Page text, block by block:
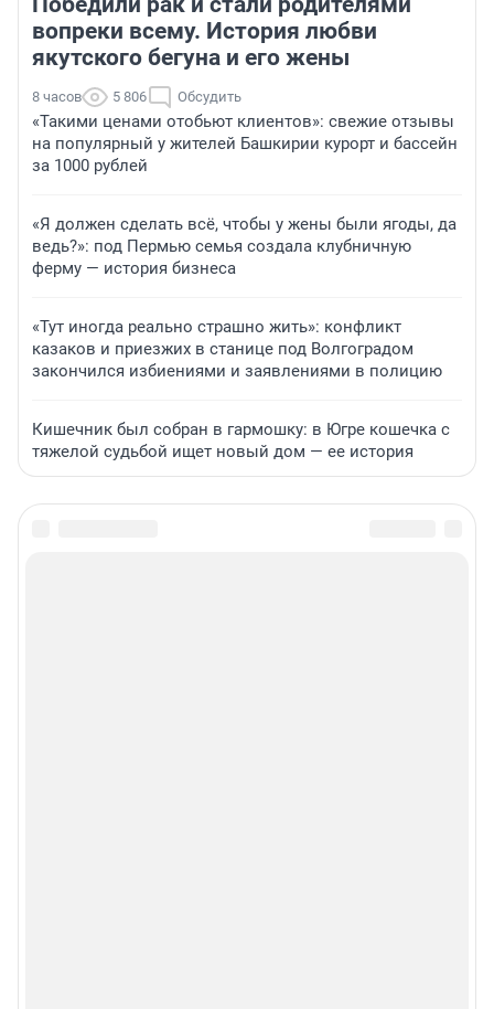
вопреки всему. История любви
якутского бегуна и его жены
8 часов 5 806 Обсудить
«Такими ценами отобьют клиентов»: свежие отзывы
на популярный у жителей Башкирии курорт и бассейн
за 1000 рублей
«Я должен сделать всё, чтобы у жены были ягоды, да
ведь?»: под Пермью семья создала клубничную
ферму — история бизнеса
«Тут иногда реально страшно жить»: конфликт
казаков и приезжих в станице под Волгоградом
закончился избиениями и заявлениями в полицию
Кишечник был собран в гармошку: в Югре кошечка с
тяжелой судьбой ищет новый дом — ее история